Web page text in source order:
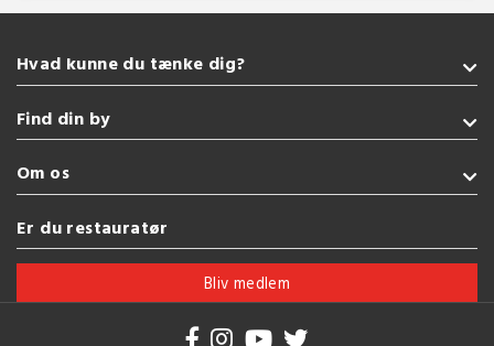
Hvad kunne du tænke dig?
Takeaway
Tyrkisk
Amerikansk
Sushi
Se flere køkkener
Find din by
Sønderborg
Kolding
Esbjerg
Vejle
Om os
Handelsbetingelser
Brug af cookies
Er du restauratør
Bliv medlem